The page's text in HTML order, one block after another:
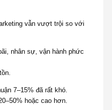
vẫn vượt trội so với
nhân sự, vận hành phức
7–15% đã rất khó.
hoặc cao hơn.